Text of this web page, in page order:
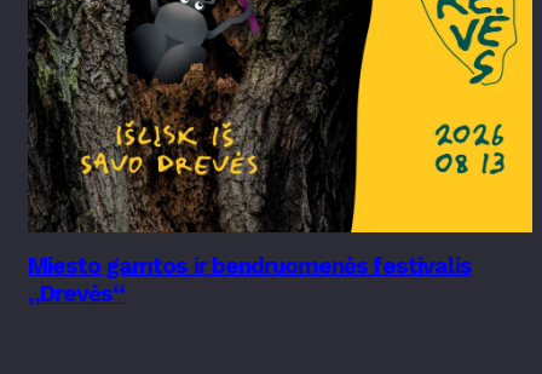
Miesto gamtos ir bendruomenės festivalis
„Drevės“